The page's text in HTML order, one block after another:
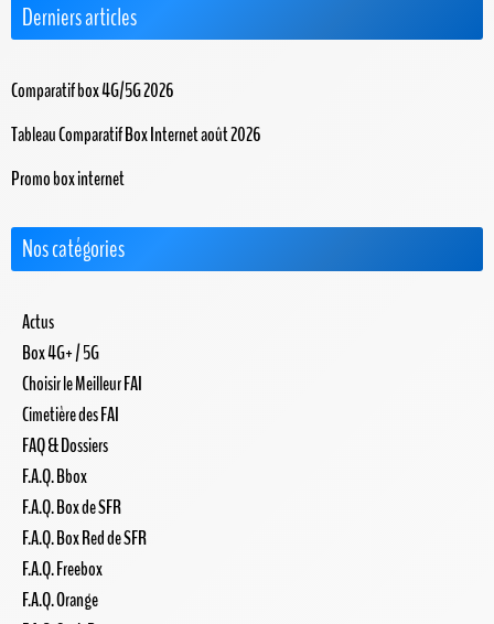
Derniers articles
Comparatif box 4G/5G 2026
Tableau Comparatif Box Internet août 2026
Promo box internet
Nos catégories
Actus
Box 4G+ / 5G
Choisir le Meilleur FAI
Cimetière des FAI
FAQ & Dossiers
F.A.Q. Bbox
F.A.Q. Box de SFR
F.A.Q. Box Red de SFR
F.A.Q. Freebox
F.A.Q. Orange